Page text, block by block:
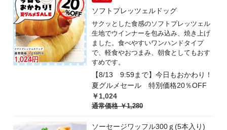
ソフトプレッツェルドッグ
サクッとした食感のソフトプレッツェル
生地でウインナーを包み込み、焼き上げ
ました。食べやすいワンハンドタイプ
で、軽食やおつまみ、朝食としてもおす
すめです。
【8/13 9:59まで】今日もおかわり！
夏グルメセール 特別価格20％OFF
￥1,024
通常価格￥1,280
ソーセージワッフル300ｇ(5本入り)